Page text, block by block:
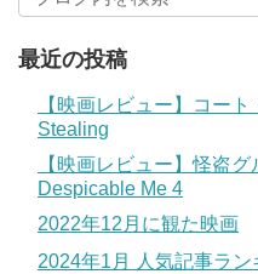
最近の投稿
【映画レビュー】コー
Stealing
【映画レビュー】怪盗
Despicable Me 4
2022年12月に観た映画
2024年1月 人気記事ラン